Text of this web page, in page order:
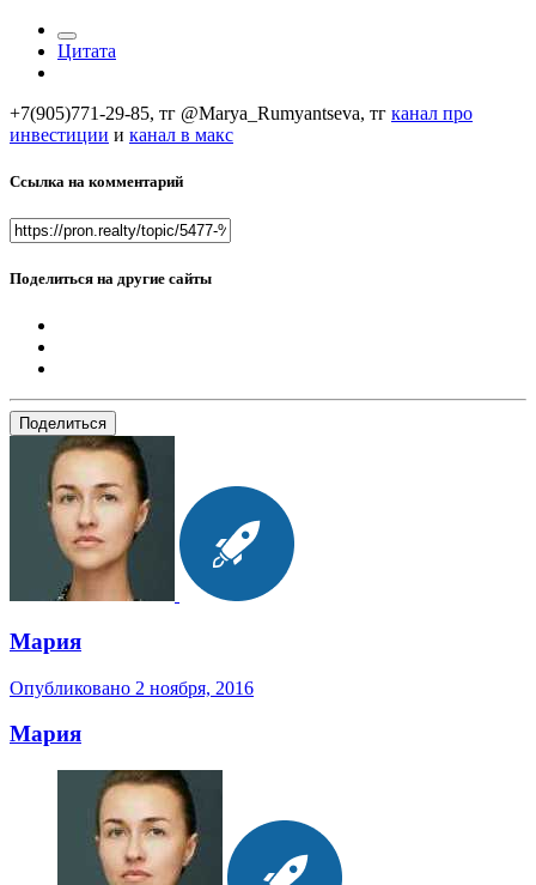
Цитата
+7(905)771-29-85, тг @Marya_Rumyantseva, тг канал про
инвестиции и канал в макс
Ссылка на комментарий
Поделиться на другие сайты
Поделиться
Мария
Опубликовано 2 ноября, 2016
Мария